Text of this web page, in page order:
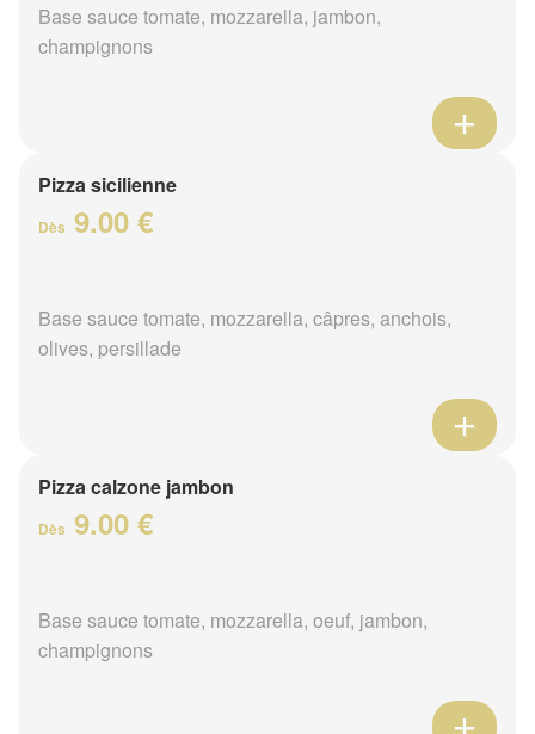
Base sauce tomate, mozzarella, jambon,
champignons
Pizza sicilienne
Dès 9.00 €
Base sauce tomate, mozzarella, câpres, anchois,
olives, persillade
Pizza calzone jambon
Dès 9.00 €
Base sauce tomate, mozzarella, oeuf, jambon,
champignons